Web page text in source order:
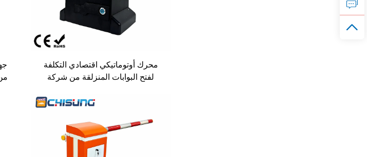
محرك أوتوماتيكي اقتصادي التكلفة
لفتح البوابات المنزلقة من شركة
١٠٠٠ كجم / طول ٩ أمتار، يعمل بالتيار